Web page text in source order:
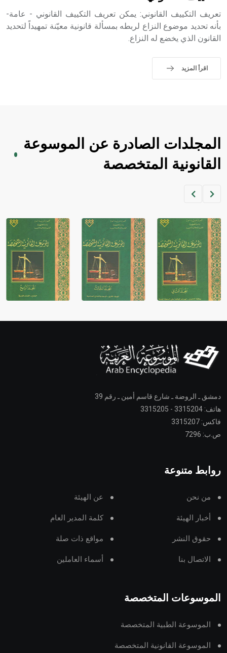
sign تكتب منفصلة غير متصلة، وتعتمد المبدأ الأكوروفوني،
حيث تقتصر القيمة الصوتية للعلامة الك
تعريف التكييف القانوني: يمكن تعريف التكييف القانوني - عامة-
بأنه تحديد موضوع النزاع لربطه بمسألة قانونية معيّنة تمهيداً لتحديد
القانون الذي يخضع له النزاع.
اقرأ المزيد
المجلدات الصادرة عن الموسوعة
القانونية المتخصصة
دمشق ـ الروضة ـ شارع قاسم أمين ـ رقم 39
هاتف: 3315204 - 3315205
فاكس: 3315207
ص.ب: 7296
روابط متنوعة
من نحن عن الهيئة
أخبار الهيئة كلمة المدير العام
حقوق النشر مواقع ذات صلة
الاتصال بنا أسماء العاملين
الموسوعات المتخصصة
الموسوعة الطبية المتخصصة
الموسوعة القانونية المتخصصة